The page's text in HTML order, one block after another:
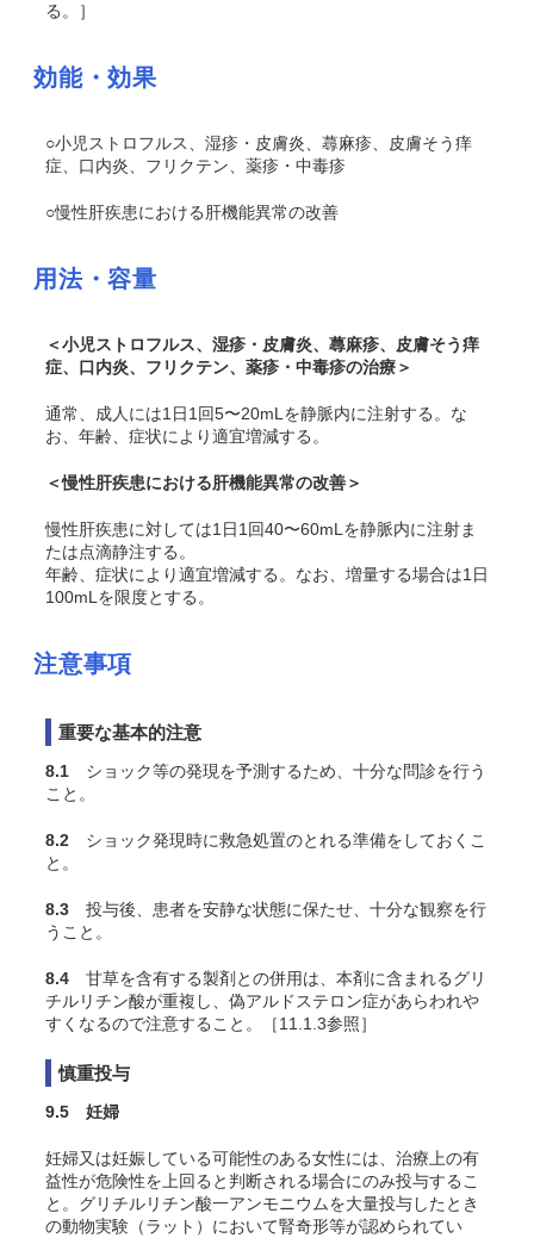
る。］
効能・効果
○小児ストロフルス、湿疹・皮膚炎、蕁麻疹、皮膚そう痒
症、口内炎、フリクテン、薬疹・中毒疹
○慢性肝疾患における肝機能異常の改善
用法・容量
＜小児ストロフルス、湿疹・皮膚炎、蕁麻疹、皮膚そう痒
症、口内炎、フリクテン、薬疹・中毒疹の治療＞
通常、成人には1日1回5〜20mLを静脈内に注射する。な
お、年齢、症状により適宜増減する。
＜慢性肝疾患における肝機能異常の改善＞
慢性肝疾患に対しては1日1回40〜60mLを静脈内に注射ま
たは点滴静注する。
年齢、症状により適宜増減する。なお、増量する場合は1日
100mLを限度とする。
注意事項
重要な基本的注意
8.1 ショック等の発現を予測するため、十分な問診を行う
こと。
8.2 ショック発現時に救急処置のとれる準備をしておくこ
と。
8.3 投与後、患者を安静な状態に保たせ、十分な観察を行
うこと。
8.4 甘草を含有する製剤との併用は、本剤に含まれるグリ
チルリチン酸が重複し、偽アルドステロン症があらわれや
すくなるので注意すること。［11.1.3参照］
慎重投与
9.5 妊婦
妊婦又は妊娠している可能性のある女性には、治療上の有
益性が危険性を上回ると判断される場合にのみ投与するこ
と。グリチルリチン酸一アンモニウムを大量投与したとき
の動物実験（ラット）において腎奇形等が認められてい